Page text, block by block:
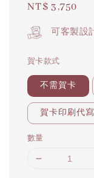
Regular
price
NT$ 3,750
可客製設
賀卡款式
不需賀卡
賀卡印刷代
數量